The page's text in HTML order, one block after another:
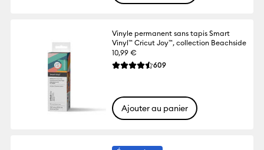
Vinyle permanent sans tapis Smart
Vinyl™ Cricut Joy™, collection Beachside
10,99 €
La note moyenne de ce produit est 4.5
609Reviews
Ajouter au panier